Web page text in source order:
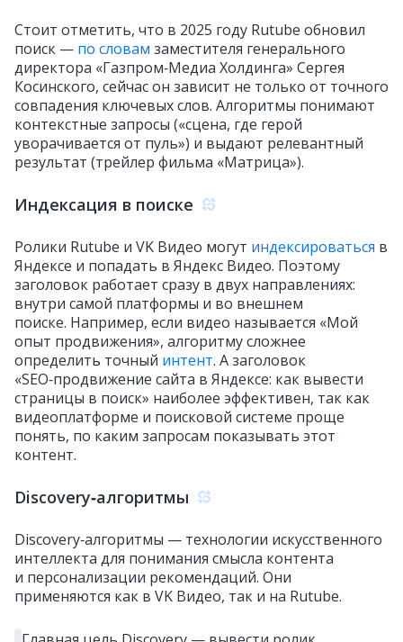
Стоит отметить, что в 2025 году Rutube обновил
поиск — по словам заместителя генерального
директора «Газпром‑Медиа Холдинга» Сергея
Косинского, сейчас он зависит не только от точного
совпадения ключевых слов. Алгоритмы понимают
контекстные запросы («сцена, где герой
уворачивается от пуль») и выдают релевантный
результат (трейлер фильма «Матрица»).
Индексация в поиске
Ролики Rutube и VK Видео могут индексироваться в
Яндексе и попадать в Яндекс Видео. Поэтому
заголовок работает сразу в двух направлениях:
внутри самой платформы и во внешнем
поиске. Например, если видео называется «Мой
опыт продвижения», алгоритму сложнее
определить точный интент. А заголовок
«SEO‑продвижение сайта в Яндексе: как вывести
страницы в поиск» наиболее эффективен, так как
видеоплатформе и поисковой системе проще
понять, по каким запросам показывать этот
контент.
Discovery‑алгоритмы
Discovery‑алгоритмы — технологии искусственного
интеллекта для понимания смысла контента
и персонализации рекомендаций. Они
применяются как в VK Видео, так и на Rutube.